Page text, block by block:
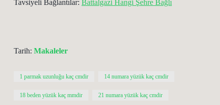
Tavsiyeli Bağlantılar: Battalgazi Hangi Şehre Bağlı
Tarih: Makaleler
1 parmak uzunluğu kaç cmdir 14 numara yüzük kaç cmdir
18 beden yüzük kaç mmdir 21 numara yüzük kaç cmdir